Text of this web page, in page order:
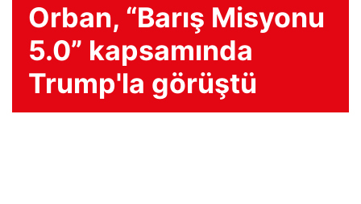
Orban, “Barış Misyonu
5.0” kapsamında
Trump'la görüştü